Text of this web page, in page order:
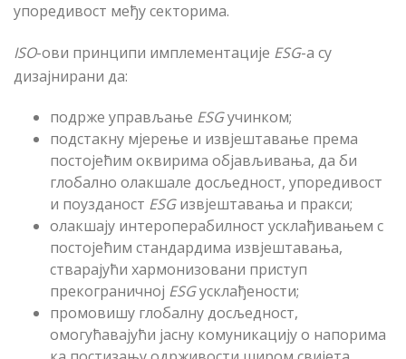
упоредивост међу секторима.
ISO-ови принципи имплементације ESG-а су
дизајнирани да:
подрже управљање ESGучинком;
подстакну мјерење и извјештавање према
постојећим оквирима објављивања, да би
глобално олакшале досљедност, упоредивост
и поузданост ESGизвјештавања и пракси;
олакшају интероперабилност усклађивањем с
постојећим стандардима извјештавања,
стварајући хармонизовани приступ
прекограничној ESGусклађености;
промовишу глобалну досљедност,
омогућавајући јасну комуникацију о напорима